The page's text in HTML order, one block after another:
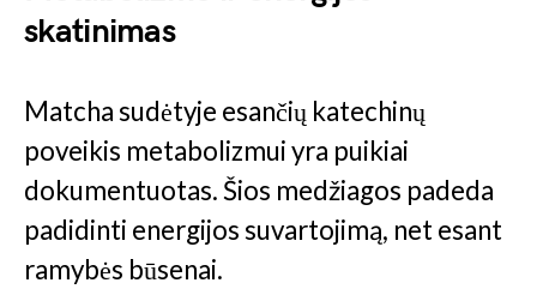
skatinimas
Matcha sudėtyje esančių katechinų
poveikis metabolizmui yra puikiai
dokumentuotas. Šios medžiagos padeda
padidinti energijos suvartojimą, net esant
ramybės būsenai.